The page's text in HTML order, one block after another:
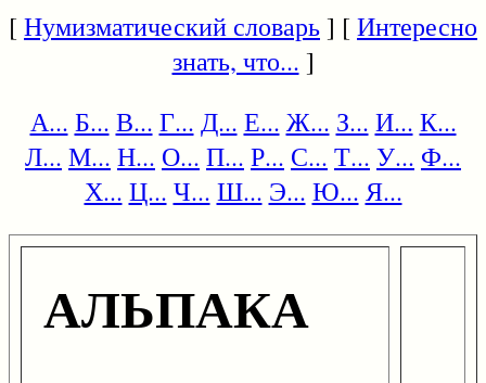
[Нумизматический словарь] [Интересно
знать, что... ]
А... Б... В... Г... Д... Е... Ж... З... И... К...
Л... М... Н... О... П... Р... С... Т... У... Ф...
Х... Ц... Ч... Ш... Э... Ю... Я...
АЛЬПАКА